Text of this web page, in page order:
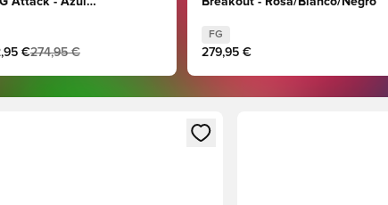
€274,95 €
FG
279,95 €
miembro
un modal para iniciar sesión o registrarse como miembro
Abre un modal para